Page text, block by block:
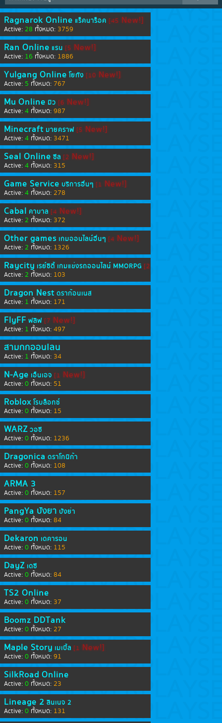
Ragnarok Online แร็คนาร็อค [45 New!]
Active: 28 ทั้งหมด: 3759
Ran Online แรน [5 New!]
Active: 16 ทั้งหมด: 1886
Yulgang Online โยกัง [10 New!]
Active: 5 ทั้งหมด: 767
Mu Online มิว [6 New!]
Active: 4 ทั้งหมด: 987
Minecraft มายคราฟ [5 New!]
Active: 4 ทั้งหมด: 3471
Seal Online ซีล [2 New!]
Active: 4 ทั้งหมด: 315
Game Service บริการอื่นๆ [1 New!]
Active: 4 ทั้งหมด: 278
Cabal คาบาล [4 New!]
Active: 2 ทั้งหมด: 372
Other games เกมออนไลน์อื่นๆ [4 New!]
Active: 2 ทั้งหมด: 1326
Raycity เรย์ซิตี้ เกมแข่งรถออนไลน์ MMORPG [2
New!]
Active: 2 ทั้งหมด: 103
Dragon Nest ดราก้อนเนส
Active: 1 ทั้งหมด: 171
FlyFF ฟลิฟ [7 New!]
Active: 1 ทั้งหมด: 497
สามก๊กออนไลน์
Active: 1 ทั้งหมด: 34
N-Age เอ็นเอจ [1 New!]
Active: 0 ทั้งหมด: 51
Roblox โรบล็อกซ์
Active: 0 ทั้งหมด: 15
WARZ วอซี
Active: 0 ทั้งหมด: 1236
Dragonica ดราโกนิก้า
Active: 0 ทั้งหมด: 108
ARMA 3
Active: 0 ทั้งหมด: 157
PangYa ปังย่า ปังย่า
Active: 0 ทั้งหมด: 84
Dekaron เดคารอน
Active: 0 ทั้งหมด: 115
DayZ เดซี
Active: 0 ทั้งหมด: 84
TS2 Online
Active: 0 ทั้งหมด: 37
Boomz DDTank
Active: 0 ทั้งหมด: 27
Maple Story เมเปิ้ล [1 New!]
Active: 0 ทั้งหมด: 91
SilkRoad Online
Active: 0 ทั้งหมด: 23
Lineage 2 ลินเนจ 2
Active: 0 ทั้งหมด: 131